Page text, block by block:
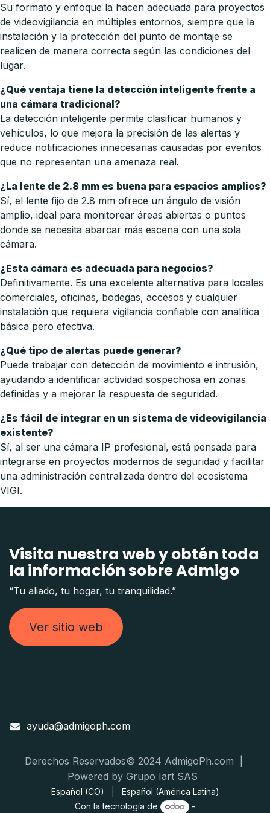
Su formato y enfoque la hacen adecuada para proyectos
de videovigilancia en múltiples entornos, siempre que la
instalación y la protección del punto de montaje se
realicen de manera correcta según las condiciones del
lugar.
¿Qué ventaja tiene la detección inteligente frente a
una cámara tradicional?
La detección inteligente permite clasificar humanos y
vehículos, lo que mejora la precisión de las alertas y
reduce notificaciones innecesarias causadas por eventos
que no representan una amenaza real.
¿La lente de 2.8 mm es buena para espacios amplios?
Sí, el lente fijo de 2.8 mm ofrece un ángulo de visión
amplio, ideal para monitorear áreas abiertas o puntos
donde se necesita abarcar más escena con una sola
cámara.
¿Esta cámara es adecuada para negocios?
Definitivamente. Es una excelente alternativa para locales
comerciales, oficinas, bodegas, accesos y cualquier
instalación que requiera vigilancia confiable con analítica
básica pero efectiva.
¿Qué tipo de alertas puede generar?
Puede trabajar con detección de movimiento e intrusión,
ayudando a identificar actividad sospechosa en zonas
definidas y a mejorar la respuesta de seguridad.
¿Es fácil de integrar en un sistema de videovigilancia
existente?
Sí, al ser una cámara IP profesional, está pensada para
integrarse en proyectos modernos de seguridad y facilitar
una administración centralizada dentro del ecosistema
VIGI.
Visita nuestra web y obtén toda
la información sobre Admigo
“Tu aliado, tu hogar, tu tranquilidad.”
Ver sitio web
ayuda@admigoph.com
Derechos Reservados© 2024 AdmigoPh.com |
Powered by Grupo Iart SAS
Español (CO)
Español (América Latina)
Con la tecnología de
-